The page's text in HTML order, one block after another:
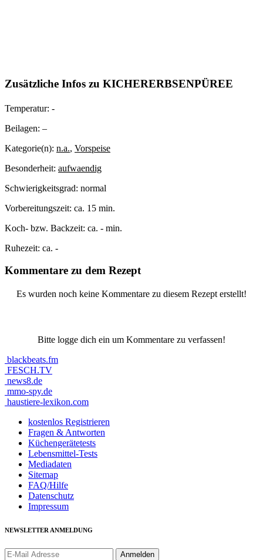
Zusätzliche Infos zu KICHERERBSENPÜREE
Temperatur: -
Beilagen: –
Kategorie(n): n.a., Vorspeise
Besonderheit: aufwaendig
Schwierigkeitsgrad: normal
Vorbereitungszeit: ca. 15 min.
Koch- bzw. Backzeit: ca. - min.
Ruhezeit: ca. -
Kommentare zu dem Rezept
Es wurden noch keine Kommentare zu diesem Rezept erstellt!
Bitte logge dich ein um Kommentare zu verfassen!
blackbeats.fm
FESCH.TV
news8.de
mmo-spy.de
haustiere-lexikon.com
kostenlos Registrieren
Fragen & Antworten
Küchengerätetests
Lebensmittel-Tests
Mediadaten
Sitemap
FAQ/Hilfe
Datenschutz
Impressum
NEWSLETTER ANMELDUNG